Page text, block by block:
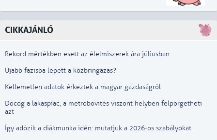
CIKKAJÁNLÓ
Rekord mértékben esett az élelmiszerek ára júliusban
Újabb fázisba lépett a közbringázás?
Kellemetlen adatok érkeztek a magyar gazdaságról
Döcög a lakáspiac, a metróbővítés viszont helyben felpörgetheti
azt
Így adózik a diákmunka idén: mutatjuk a 2026-os szabályokat